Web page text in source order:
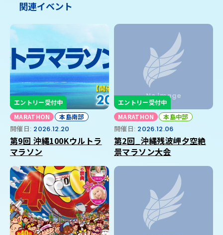
関連イベント
エントリー受付中
MARATHON
本島南部
開催日: 2026.12.20
第9回 沖縄100Kウルトラ
マラソン
エントリー受付中
MARATHON
本島中部
開催日: 2026.12.06
第2回_沖縄残波岬夕空絶
景マラソン大会